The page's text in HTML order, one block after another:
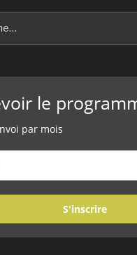
le
par mois
S'inscrire